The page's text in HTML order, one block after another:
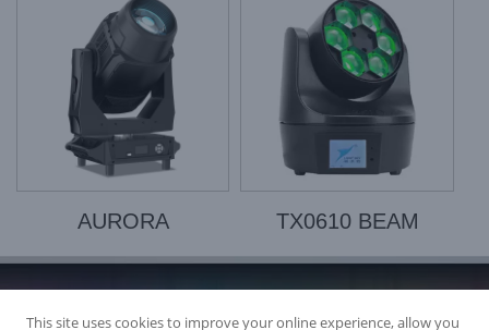
AURORA TX0610 BEAM
This site uses cookies to improve your online experience, allow you